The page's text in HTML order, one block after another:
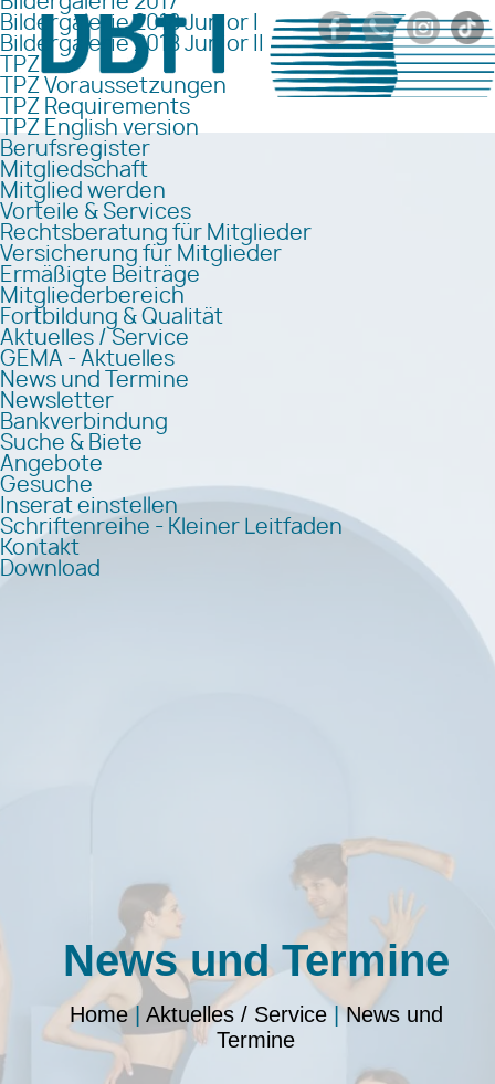
Bildergalerie 2018 Junior I
Bildergalerie 2018 Junior II
TPZ
TPZ Voraussetzungen
TPZ Requirements
TPZ English version
Berufsregister
Mitgliedschaft
Mitglied werden
Vorteile & Services
Rechtsberatung für Mitglieder
Versicherung für Mitglieder
Ermäßigte Beiträge
Mitgliederbereich
Fortbildung & Qualität
Aktuelles / Service
GEMA - Aktuelles
News und Termine
Newsletter
Bankverbindung
Suche & Biete
Angebote
Gesuche
Inserat einstellen
Schriftenreihe - Kleiner Leitfaden
Kontakt
Download
News und Termine
Home| Aktuelles / Service|News und
Termine